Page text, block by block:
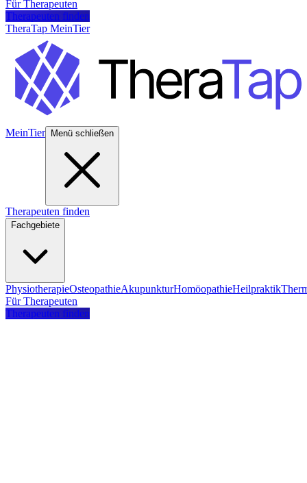
Für Therapeuten
Therapeuten finden
TheraTap MeinTier
MeinTier Menü schließen
Therapeuten finden
Fachgebiete
PhysiotherapieOsteopathieAkupunkturHomöopathieHeilpraktik
Für Therapeuten
Therapeuten finden